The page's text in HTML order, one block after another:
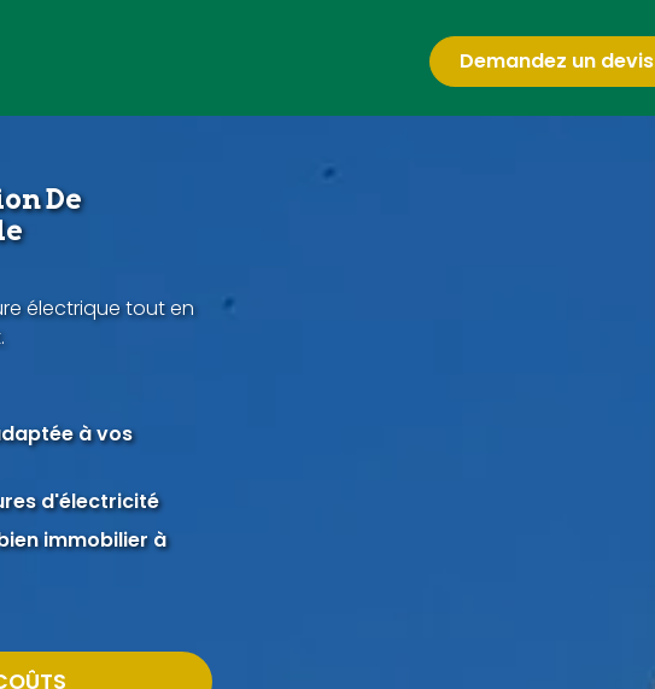
Demandez un devis
De
électrique tout en
à vos
d'électricité
immobilier à